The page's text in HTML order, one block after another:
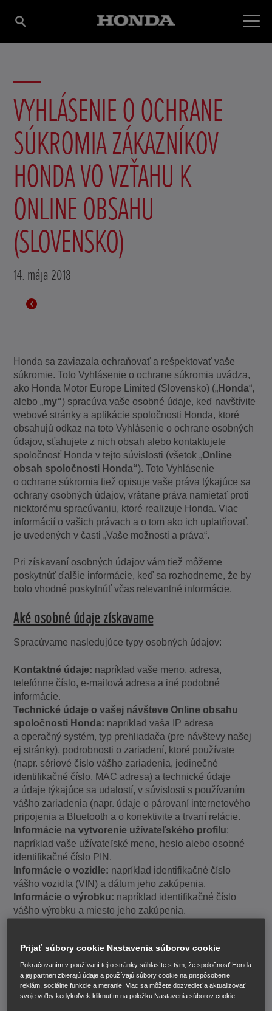
VYHLÁSENIE O OCHRANE
SÚKROMIA ZÁKAZNÍKOV
HONDA VO VZŤAHU K
ONLINE OBSAHU
(SLOVENSKO)
14. mája 2018
Honda sa zaviazala ochraňovať a rešpektovať vaše
súkromie. Toto Vyhlásenie o ochrane súkromia uvádza,
ako Honda Motor Europe Limited (Slovensko) („Honda“,
alebo „my“) spracúva vaše osobné údaje, keď navštívite
webové stránky a aplikácie spoločnosti Honda, ktoré
obsahujú odkaz na toto Vyhlásenie o ochrane osobných
údajov, sťahujete z nich obsah alebo kontaktujete
spoločnosť Honda v tejto súvislosti (všetok „Online
obsah spoločnosti Honda“). Toto Vyhlásenie
o ochrane súkromia tiež opisuje vaše práva týkajúce sa
ochrany osobných údajov, vrátane práva namietať proti
niektorému spracúvaniu, ktoré realizuje Honda. Viac
informácií o vašich právach a o tom ako ich uplatňovať,
je uvedených v časti „Vaše možnosti a práva“.
Pri získavaní osobných údajov vám tiež môžeme
poskytnúť ďalšie informácie, keď sa rozhodneme, že by
bolo vhodné poskytnúť včas relevantné informácie.
Aké osobné údaje získavame
Spracúvame nasledujúce typy osobných údajov:
Kontaktné údaje: napríklad vaše meno, adresa,
telefónne číslo, e-mailová adresa a iné podobné
informácie.
Technické údaje o vašej návšteve Online obsahu
spoločnosti Honda: napríklad vaša IP adresa
a operačný systém, typ prehliadača (pre návštevy našej
ej stránky), podrobnosti o zariadení, ktoré používate
(napr. sériové číslo vášho zariadenia, jedinečné
identifikačné číslo, MAC adresa) a technické údaje
a údaje týkajúce sa udalostí, v súvislosti s používaním
vášho zariadenia (napr. údaje o párovaní internetového
pripojenia a Bluetooth a o konektivite a trvaní relácie.
Informácie na vytvorenie užívateľského profilu:
napríklad vaše užívateľské meno, heslo alebo osobné
identifikačné číslo PIN.
Informácie o vozidle: napríklad identifikačné číslo
vášho vozidla (VIN) a dátum jeho zakúpenia.
Informácie o výrobku: napríklad identifikačné číslo
vášho výrobku a miesto jeho zakúpenia.
Akékoľvek iné informácie, ktoré nám
poskytnete:napríklad podpisy, fotografie, názory,
informácie o vašej polohe a akékoľvek iné informácie,
ktoré poskytnete.
Prijať súbory cookie Nastavenia súborov cookie
Pokračovaním v používaní tejto stránky súhlasíte s tým, že spoločnosť Honda
a jej partneri zbierajú údaje a používajú súbory cookie na prispôsobenie
reklám, sociálne funkcie a meranie. Viac sa môžete dozvedieť a aktualizovať
svoje voľby kedykoľvek kliknutím na položku Nastavenia súborov cookie.